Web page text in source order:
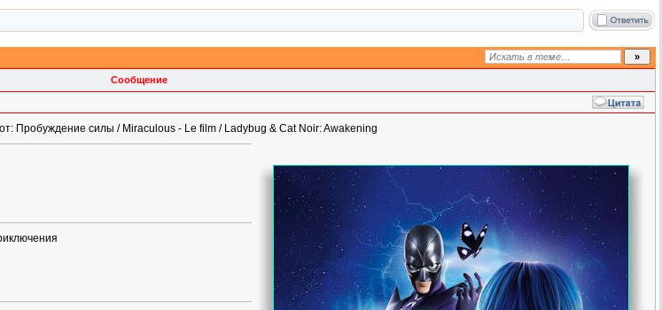
Сообщение
Пробуждение силы / Miraculous - Le film / Ladybug & Cat Noir: Awakening